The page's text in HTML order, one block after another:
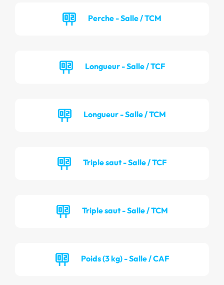
Perche - Salle / TCM
Longueur - Salle / TCF
Longueur - Salle / TCM
Triple saut - Salle / TCF
Triple saut - Salle / TCM
Poids (3 kg) - Salle / CAF